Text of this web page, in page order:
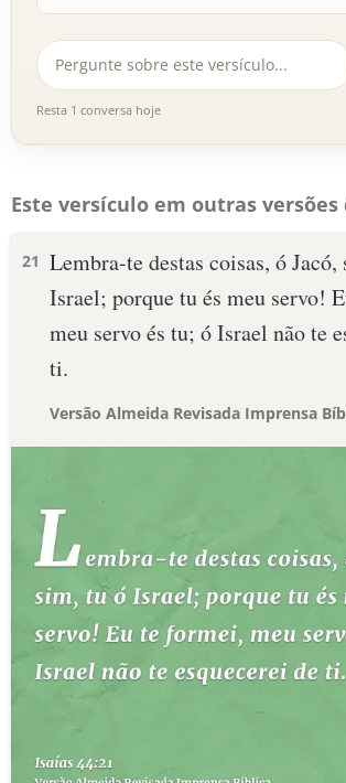
Resta 1 conversa hoje
Este versículo em outras versões
21 Lembra-te destas coisas, ó
Israel; porque tu és meu servo!
meu servo és tu; ó Israel não te
ti.
Versão Almeida Revisada Imprensa